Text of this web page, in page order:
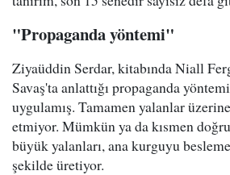
"Propaganda yöntemi"
Ziyaüddin Serdar, kitabında Niall
Savaş'ta anlattığı propaganda
uygulamış. Tamamen yalanlar
etmiyor. Mümkün ya da kısmen
büyük yalanları, ana kurguyu
şekilde üretiyor.